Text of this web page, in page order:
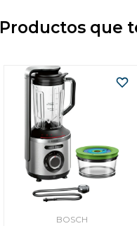
Productos que
BOSCH